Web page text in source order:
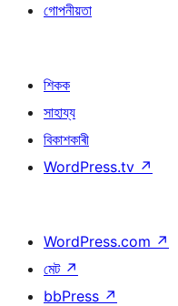
গোপনীয়তা
শিকক
সাহায্য
বিকাশকাৰী
WordPress.tv ↗
WordPress.com ↗
মেট ↗
bbPress ↗